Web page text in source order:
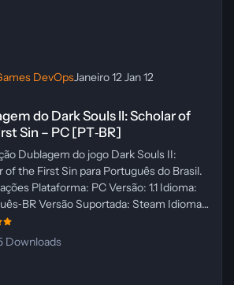
DevOpsJaneiro 12Jan 12
do Dark Souls II: Scholar of
Sin – PC [PT‑BR]
Dublagem do jogo Dark Souls II:
of the First Sin para Português do Brasil.
Plataforma: PC Versão: 1.1 Idioma:
Versão Suportada: Steam Idioma
Inglês Lançamento: 23/04/2025
24/04/2025 Tamanho: 469 MB
Downloads